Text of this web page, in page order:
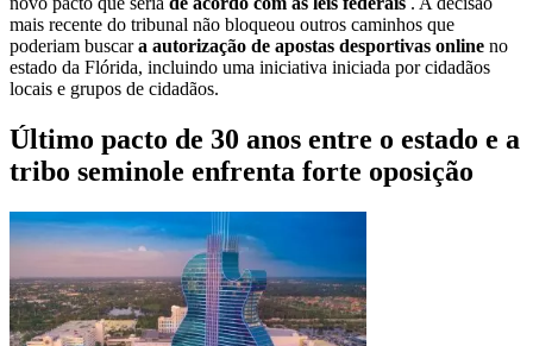
mais recente do tribunal não bloqueou outros caminhos que
poderiam buscara autorização de apostas desportivas online no
estado da Flórida, incluindo uma iniciativa iniciada por cidadãos
locais e grupos de cidadãos.
Último pacto de 30 anos entre o estado e a
tribo seminole enfrenta forte oposição